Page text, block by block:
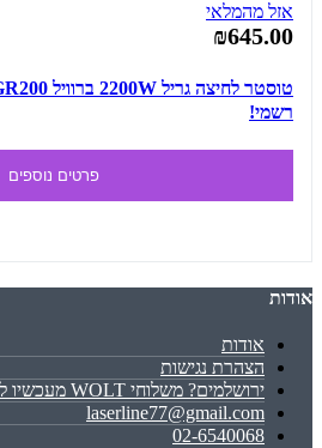
אזל מהמלאי
₪645.00
רשמי!
פרטים נוספים
אודות
אודות
הצהרת נגישות
ירושלמים? משלוחי WOLT מעכשיו לעכשיו!
laserline77@gmail.com
02-6540068